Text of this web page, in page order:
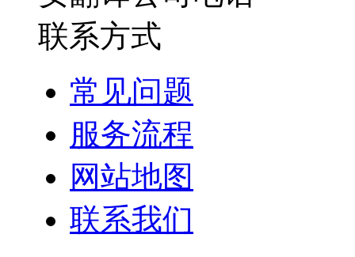
常见问题
服务流程
网站地图
联系我们